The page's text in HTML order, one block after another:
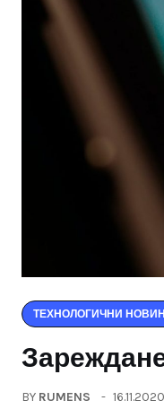
ТЕХНОЛОГИЧНИ
BY RUMENS 16.11.2020